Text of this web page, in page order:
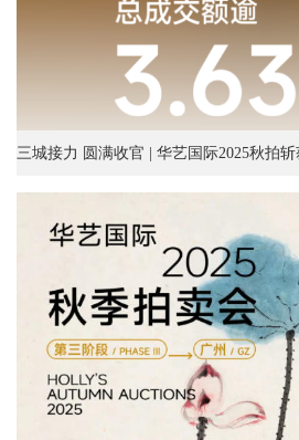
三城接力 圆满收官 | 华艺国际2025秋拍斩